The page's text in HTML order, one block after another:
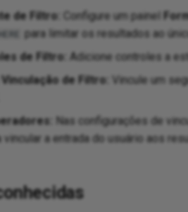
de Filtro: Configure um painel
para limitar os resultados ao
de Filtro: Adicione controles a
de Filtro: Vincule um
Nas configurações de
vincular a entrada do usuário aos